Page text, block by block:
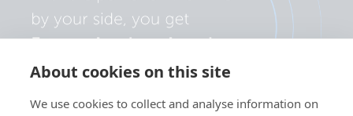
About cookies on this site
We use cookies to collect and analyse information on